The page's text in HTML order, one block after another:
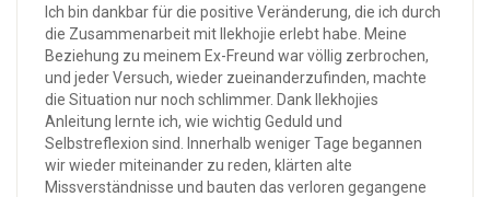
Ich bin dankbar für die positive Veränderung, die ich durch
die Zusammenarbeit mit Ilekhojie erlebt habe. Meine
Beziehung zu meinem Ex-Freund war völlig zerbrochen,
und jeder Versuch, wieder zueinanderzufinden, machte
die Situation nur noch schlimmer. Dank Ilekhojies
Anleitung lernte ich, wie wichtig Geduld und
Selbstreflexion sind. Innerhalb weniger Tage begannen
wir wieder miteinander zu reden, klärten alte
Missverständnisse und bauten das verloren gegangene